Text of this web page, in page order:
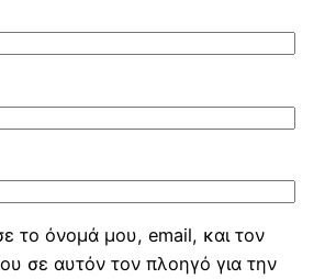
το όνομά μου, email, και τον
σε αυτόν τον πλοηγό για την